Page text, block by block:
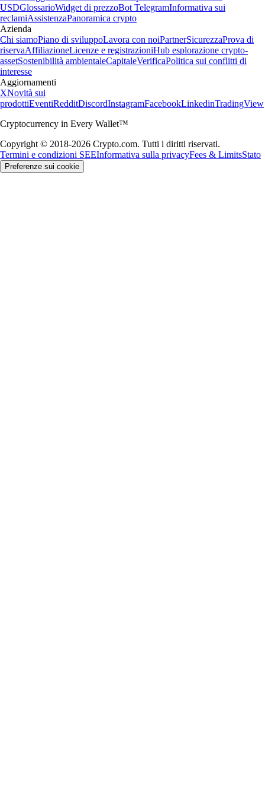
USDGlossarioWidget di prezzoBot TelegramInformativa sui
reclamiAssistenzaPanoramica crypto
Azienda
Chi siamoPiano di sviluppoLavora con noiPartnerSicurezzaProva di
riservaAffiliazioneLicenze e registrazioniHub esplorazione crypto-
assetSostenibilità ambientaleCapitaleVerificaPolitica sui conflitti di
interesse
Aggiornamenti
XNovità sui
prodottiEventiRedditDiscordInstagramFacebookLinkedinTradingView
Cryptocurrency in Every Wallet™
Copyright © 2018-2026 Crypto.com. Tutti i diritti riservati.
Termini e condizioni SEEInformativa sulla privacyFees & LimitsStato
Preferenze sui cookie